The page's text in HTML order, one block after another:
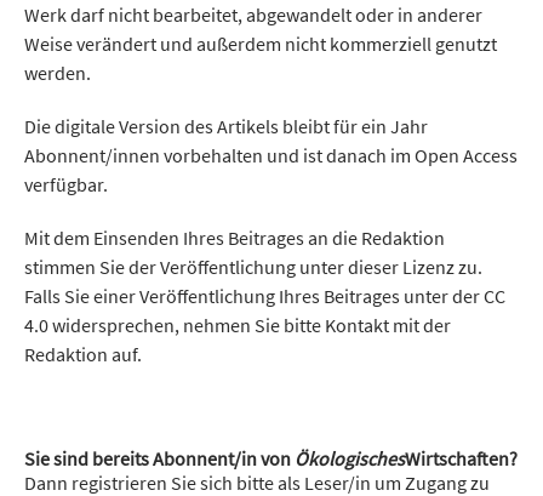
Werk darf nicht bearbeitet, abgewandelt oder in anderer
Weise verändert und außerdem nicht kommerziell genutzt
werden.
Die digitale Version des Artikels bleibt für ein Jahr
Abonnent/innen vorbehalten und ist danach im Open Access
verfügbar.
Mit dem Einsenden Ihres Beitrages an die Redaktion
stimmen Sie der Veröffentlichung unter dieser Lizenz zu.
Falls Sie einer Veröffentlichung Ihres Beitrages unter der CC
4.0 widersprechen, nehmen Sie bitte Kontakt mit der
Redaktion auf.
Sie sind bereits Abonnent/in von ÖkologischesWirtschaften?
Dann registrieren Sie sich bitte als Leser/in um Zugang zu